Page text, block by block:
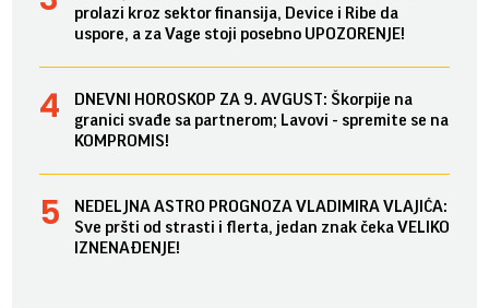
prolazi kroz sektor finansija, Device i Ribe da
uspore, a za Vage stoji posebno UPOZORENJE!
DNEVNI HOROSKOP ZA 9. AVGUST: Škorpije na
granici svađe sa partnerom; Lavovi - spremite se na
KOMPROMIS!
NEDELJNA ASTRO PROGNOZA VLADIMIRA VLAJIĆA:
Sve pršti od strasti i flerta, jedan znak čeka VELIKO
IZNENAĐENJE!